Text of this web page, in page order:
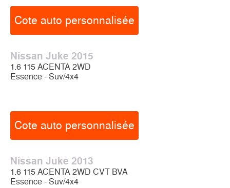
Cote auto personnalisée
Nissan Juke 2015
1.6 115 ACENTA 2WD
Essence - Suv/4x4
Cote auto personnalisée
Nissan Juke 2013
1.6 115 ACENTA 2WD CVT BVA
Essence - Suv/4x4